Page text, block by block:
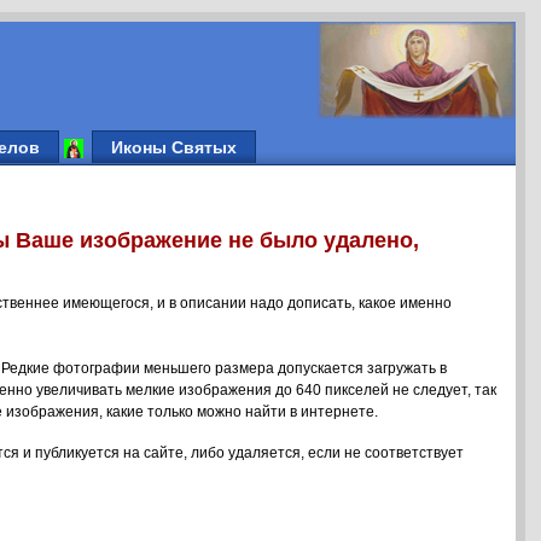
Иконы Святых
Ваше изображение не было удалено,
имеющегося, и в описании надо дописать, какое именно
фотографии меньшего размера допускается загружать в
увеличивать мелкие изображения до 640 пикселей не следует, так
какие только можно найти в интернете.
и публикуется на сайте, либо удаляется, если не соответствует